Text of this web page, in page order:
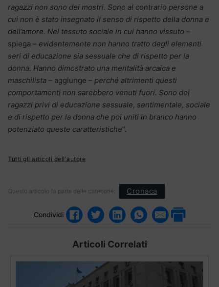
ragazzi non sono dei mostri. Sono al contrario persone a
cui non è stato insegnato il senso di rispetto della donna e
dell’amore. Nel tessuto sociale in cui hanno vissuto –
spiega – evidentemente non hanno tratto degli elementi
seri di educazione sia sessuale che di rispetto per la
donna. Hanno dimostrato una mentalità arcaica e
maschilista – aggiunge – perché altrimenti questi
comportamenti non sarebbero venuti fuori. Sono dei
ragazzi privi di educazione sessuale, sentimentale, sociale
e di rispetto per la donna che poi uniti in branco hanno
potenziato queste caratteristiche“.
Tutti gli articoli dell'autore
Questo articolo fa parte delle categorie: Cronaca
Condividi
Articoli Correlati